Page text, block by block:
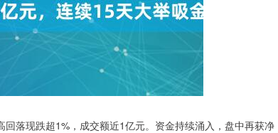
落现跌超1%，成交额近1亿元。资金持续涌入，盘中再获净